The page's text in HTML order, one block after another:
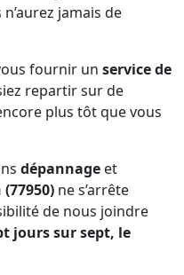
jamais de
fournir un service de
repartir sur de
plus tôt que vous
dépannage et
ne s’arrête
de nous joindre
jours sur sept, le